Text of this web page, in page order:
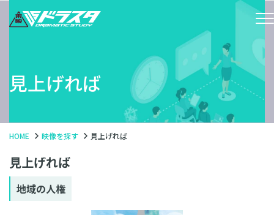
見上げれば
HOME 映像を探す 見上げれば
見上げれば
地域の人権